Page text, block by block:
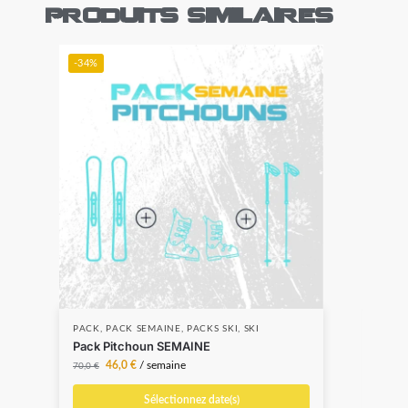
Produits similaires
-34%
PACK PACK SEMAINE PACKS SKI SKI
Pack Pitchoun SEMAINE
70,0€ 46,0 € / semaine
Sélectionnez date(s)